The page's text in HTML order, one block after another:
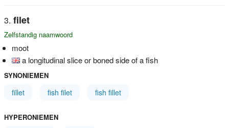
filet
Zelfstandig naamwoord
moot
a longitudinal slice or boned side of a fish
SYNONIEMEN
fillet fish filet fish fillet
HYPERONIEMEN